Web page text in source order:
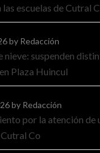
las escuelas de Cutral
by Redacción
nieve: suspenden
Plaza Huincul
by Redacción
por la atención de
Co